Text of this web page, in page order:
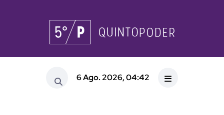
6 Ago. 2026, 04:42